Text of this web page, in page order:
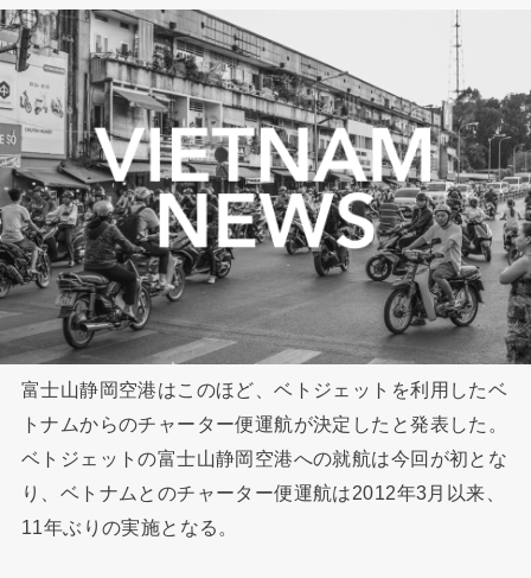
富士山静岡空港はこのほど、ベトジェットを利用したベ
トナムからのチャーター便運航が決定したと発表した。
ベトジェットの富士山静岡空港への就航は今回が初とな
り、ベトナムとのチャーター便運航は2012年3月以来、
11年ぶりの実施となる。